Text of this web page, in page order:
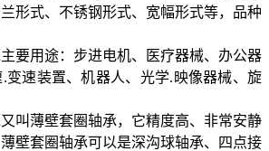
形式、不锈钢形式、宽幅形式等，品种
用途：步进电机、医疗器械、办公器
变速装置、机器人、光学.映像器械、旋
薄壁套圈轴承，它精度高、非常安静
壁套圈轴承可以是深沟球轴承、四点接